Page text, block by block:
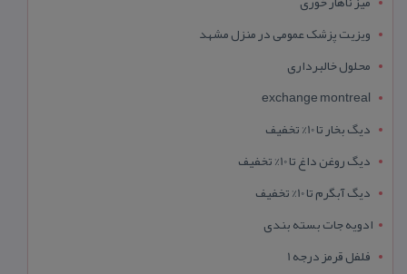
ویزیت پزشک عمومی در منزل مشهد
محلول خالبرداری
exchange montreal
دیگ بخار تا 10% تخفیف
دیگ روغن داغ تا 10% تخفیف
دیگ آبگرم تا 10% تخفیف
ادویه جات بسته بندی
فلفل قرمز درجه 1